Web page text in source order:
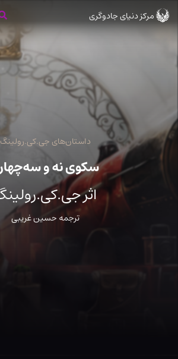
ورود
به
اصلی
مرکز دنیای جادوگری
داستان‌های جی.کی.رولینگ
سکوی نه و
اثر
ترجمه حسین غریبی